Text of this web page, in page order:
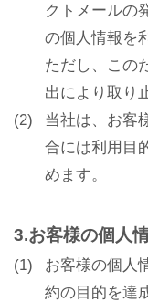
クトメールの
の個人情報を
ただし、この
出により取り
(2)
当社は、お客
合には利用目
めます。
3.お客様の個人
(1)
お客様の個人
約の目的を達
■■■タイト